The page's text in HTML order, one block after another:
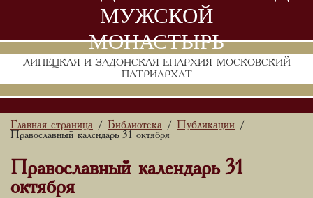
МУЖСКОЙ
МОНАСТЫРЬ
ЛИПЕЦКАЯ И ЗАДОНСКАЯ ЕПАРХИЯ МОСКОВСКИЙ
ПАТРИАРХАТ
Главная страница / Библиотека / Публикации /
Православный календарь 31 октября
Православный календарь 31
октября